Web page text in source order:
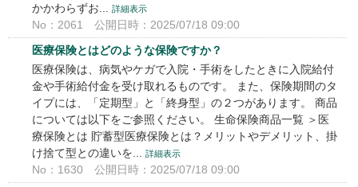
かかわらずお...
詳細表示
No：2061
公開日時：2025/07/18 09:00
医療保険とはどのような保険ですか？
医療保険は、病気やケガで入院・手術をしたときに入院給付
金や手術給付金を受け取れるものです。 また、保険期間のタ
イプには、「定期型」と「終身型」の２つがあります。 商品
については以下をご参照ください。 生命保険商品一覧 ＞医
療保険とは 貯蓄型医療保険とは？メリットやデメリット、掛
け捨て型との違いを...
詳細表示
No：1630
公開日時：2025/07/18 09:00